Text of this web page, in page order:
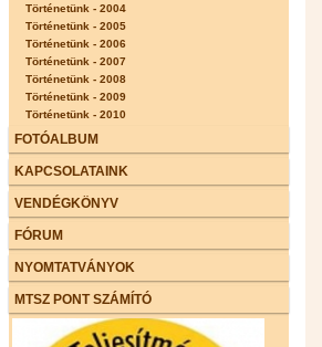
Történetünk - 2004
Történetünk - 2005
Történetünk - 2006
Történetünk - 2007
Történetünk - 2008
Történetünk - 2009
Történetünk - 2010
FOTÓALBUM
KAPCSOLATAINK
VENDÉGKÖNYV
FÓRUM
NYOMTATVÁNYOK
MTSZ PONT SZÁMÍTÓ